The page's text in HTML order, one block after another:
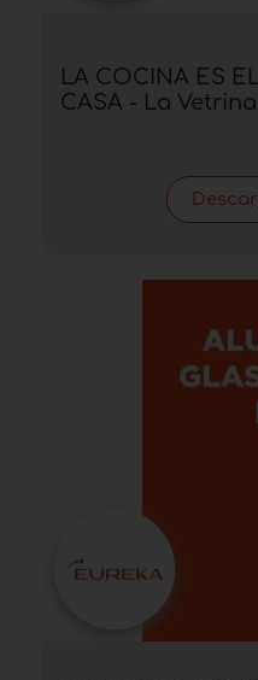
LA COCINA ES
CASA - La